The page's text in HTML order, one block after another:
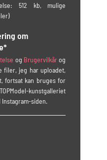
512 kb, mulige
om
og Brugervilkårog
filer, jeg har uploadet,
fortsat kan bruges for
kunstgalleriet
Instagram-siden.